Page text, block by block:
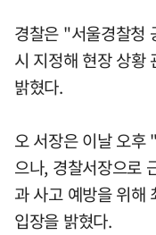
경찰은 "서울경찰청
시 지정해 현장 상황
밝혔다.
오 서장은 이날 오후
으나, 경찰서장으로
과 사고 예방을 위해
입장을 밝혔다.